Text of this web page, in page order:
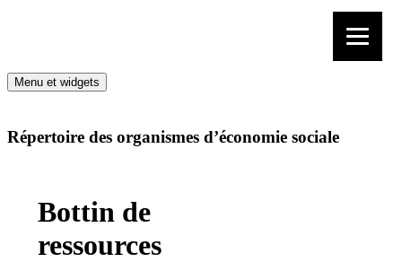
Menu et widgets
Répertoire des organismes d’économie sociale
Bottin de
ressources